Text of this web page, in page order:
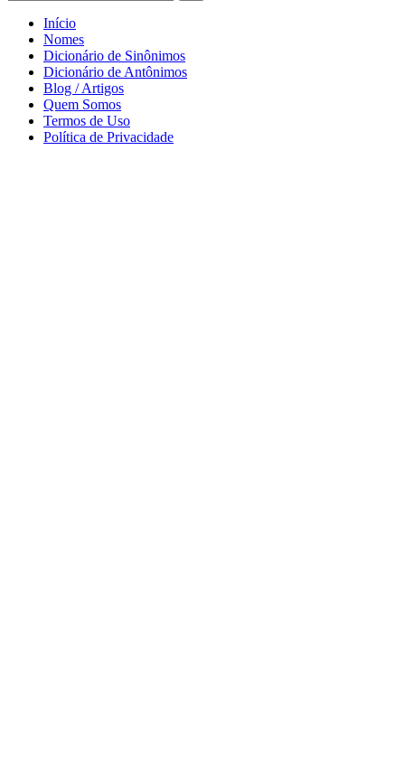
Início
Nomes
Dicionário de Sinônimos
Dicionário de Antônimos
Blog / Artigos
Quem Somos
Termos de Uso
Política de Privacidade